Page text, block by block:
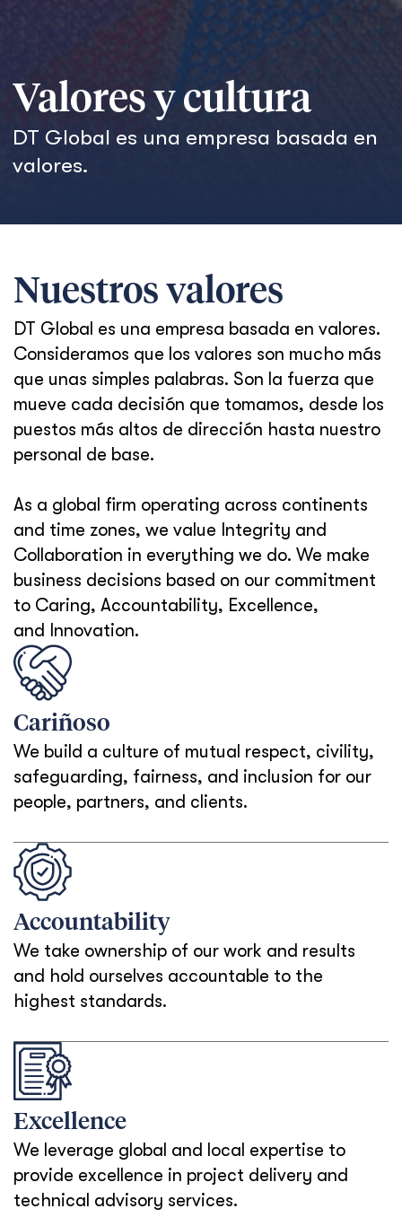
Valores y cultura
DT Global es una empresa basada en
valores.
Nuestros valores
DT Global es una empresa basada en valores.
Consideramos que los valores son mucho más
que unas simples palabras. Son la fuerza que
mueve cada decisión que tomamos, desde los
puestos más altos de dirección hasta nuestro
personal de base.
As a global firm operating across continents
and time zones, we value Integrity and
Collaboration in everything we do. We make
business decisions based on our commitment
to Caring, Accountability, Excellence,
and Innovation.
Cariñoso
We build a culture of mutual respect, civility,
safeguarding, fairness, and inclusion for our
people, partners, and clients.
Accountability
We take ownership of our work and results
and hold ourselves accountable to the
highest standards.
Excellence
We leverage global and local expertise to
provide excellence in project delivery and
technical advisory services.